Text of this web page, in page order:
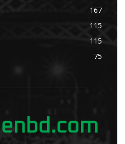
167
115
115
75